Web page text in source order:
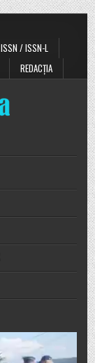
ISSN / ISSN-L
REDACȚIA